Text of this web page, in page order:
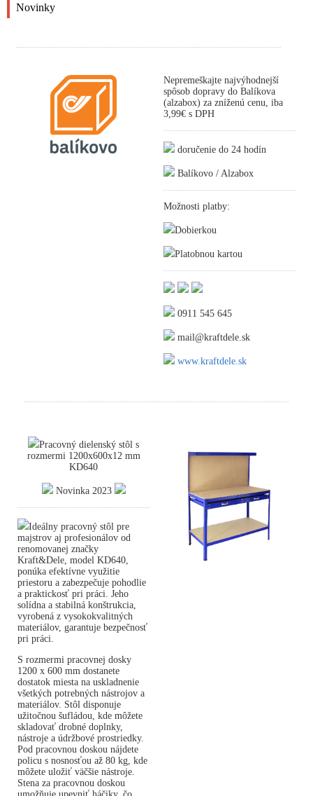
Novinky
Nepremeškajte najvýhodnejší
spôsob dopravy do Balíkova
(alzabox) za zníženú cenu, iba
3,99€ s DPH
doručenie do 24 hodín
Balíkovo / Alzabox
Možnosti platby:
Dobierkou
Platobnou kartou
0911 545 645
mail@kraftdele.sk
www.kraftdele.sk
Pracovný dielenský stôl s
rozmermi 1200x600x12 mm
KD640
Novinka 2023
Ideálny pracovný stôl pre
majstrov aj profesionálov od
renomovanej značky
Kraft&Dele, model KD640,
ponúka efektívne využitie
priestoru a zabezpečuje pohodlie
a praktickosť pri práci. Jeho
solídna a stabilná konštrukcia,
vyrobená z vysokokvalitných
materiálov, garantuje bezpečnosť
pri práci.
S rozmermi pracovnej dosky
1200 x 600 mm dostanete
dostatok miesta na uskladnenie
všetkých potrebných nástrojov a
materiálov. Stôl disponuje
užitočnou šufládou, kde môžete
skladovať drobné doplnky,
nástroje a údržbové prostriedky.
Pod pracovnou doskou nájdete
policu s nosnosťou až 80 kg, kde
môžete uložiť väčšie nástroje.
Stena za pracovnou doskou